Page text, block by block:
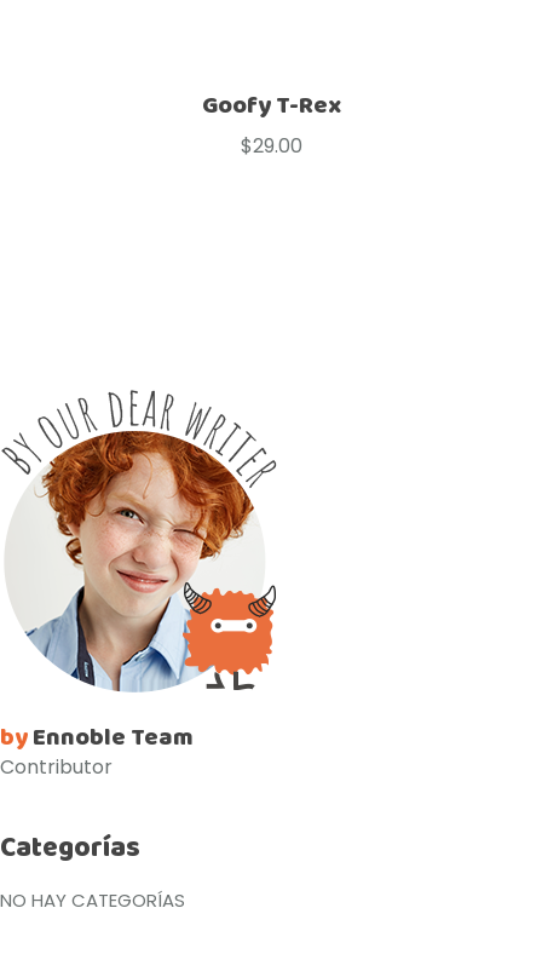
Goofy T-Rex
$29.00
byEnnoble Team
Contributor
Categorías
NO HAY CATEGORÍAS